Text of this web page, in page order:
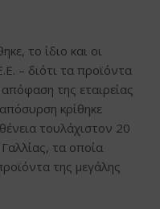
το ίδιο και οι
– διότι τα προϊόντα
της εταιρείας
κρίθηκε
τουλάχιστον 20
τα οποία
της μεγάλης